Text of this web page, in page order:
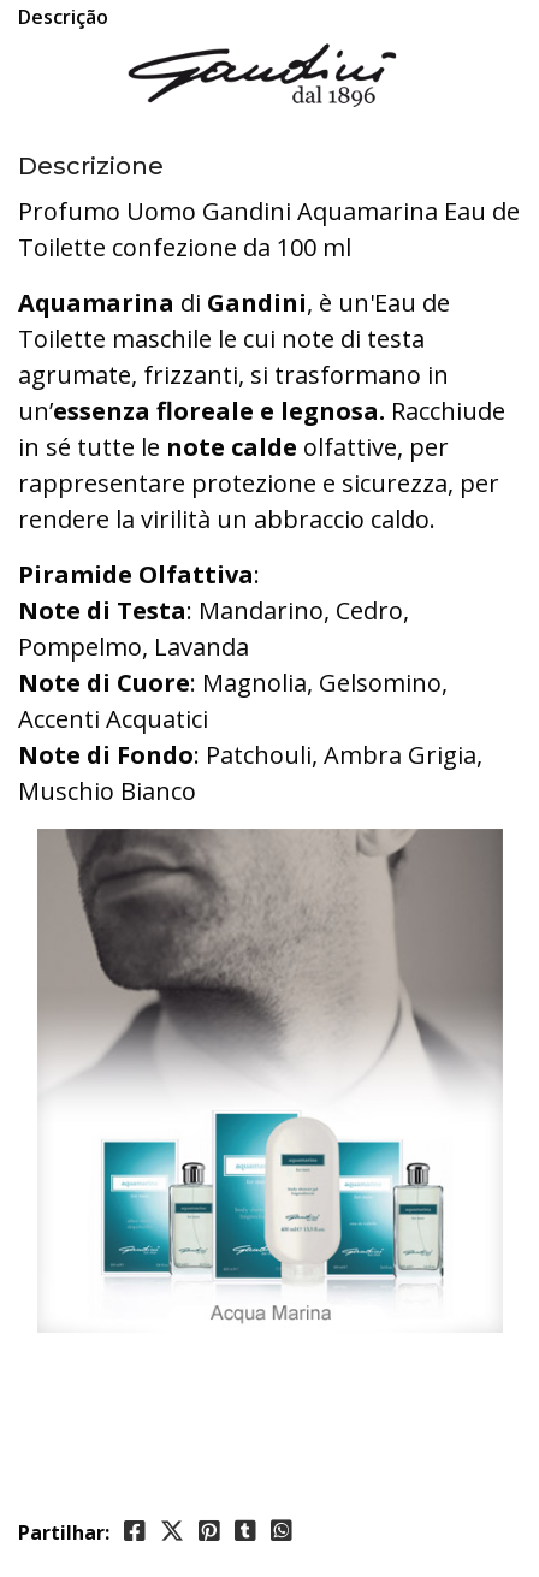
Descrição
Descrizione
Profumo Uomo Gandini Aquamarina Eau de
Toilette confezione da 100 ml
Aquamarina di Gandini, è un'Eau de
Toilette maschile le cui note di testa
agrumate, frizzanti, si trasformano in
un’essenza floreale e legnosa. Racchiude
in sé tutte le note calde olfattive, per
rappresentare protezione e sicurezza, per
rendere la virilità un abbraccio caldo.
Piramide Olfattiva:
Note di Testa: Mandarino, Cedro,
Pompelmo, Lavanda
Note di Cuore: Magnolia, Gelsomino,
Accenti Acquatici
Note di Fondo: Patchouli, Ambra Grigia,
Muschio Bianco
Partilhar: